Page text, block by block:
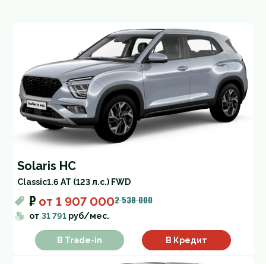
Solaris HC
Classic1.6 AT (123 л.с.) FWD
₽ от 1 907 0002 538 000
от 31 791 руб/мес.
В Trade-in В Кредит